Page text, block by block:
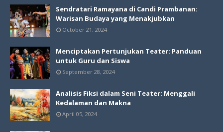
Sendratari Ramayana di Candi Prambanan:
Warisan Budaya yang Menakjubkan
October 21, 2024
Menciptakan Pertunjukan Teater: Panduan
untuk Guru dan Siswa
September 28, 2024
Analisis Fiksi dalam Seni Teater: Menggali
Kedalaman dan Makna
April 05, 2024